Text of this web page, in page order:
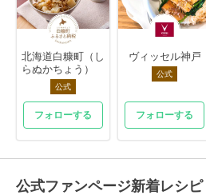
北海道白糠町（し
らぬかちょう）
公式
フォローする
ヴィッセル神戸
公式
フォローする
公式ファンページ新着レシピ